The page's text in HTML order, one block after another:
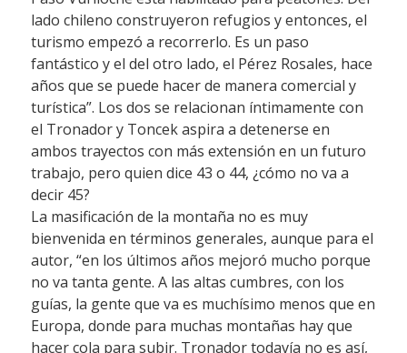
lado chileno construyeron refugios y entonces, el
turismo empezó a recorrerlo. Es un paso
fantástico y el del otro lado, el Pérez Rosales, hace
años que se puede hacer de manera comercial y
turística”. Los dos se relacionan íntimamente con
el Tronador y Toncek aspira a detenerse en
ambos trayectos con más extensión en un futuro
trabajo, pero quien dice 43 o 44, ¿cómo no va a
decir 45?
La masificación de la montaña no es muy
bienvenida en términos generales, aunque para el
autor, “en los últimos años mejoró mucho porque
no va tanta gente. A las altas cumbres, con los
guías, la gente que va es muchísimo menos que en
Europa, donde para muchas montañas hay que
hacer cola para subir. Tronador todavía no es así,